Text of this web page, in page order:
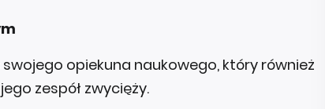
opiekuna naukowego, który również
zespół zwycięży.